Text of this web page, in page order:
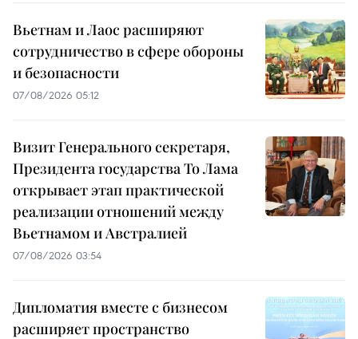
Вьетнам и Лаос расширяют
сотрудничество в сфере обороны
и безопасности
07/08/2026 05:12
Визит Генерального секретаря,
Президента государства То Лама
открывает этап практической
реализации отношений между
Вьетнамом и Австралией
07/08/2026 03:54
Дипломатия вместе с бизнесом
расширяет пространство